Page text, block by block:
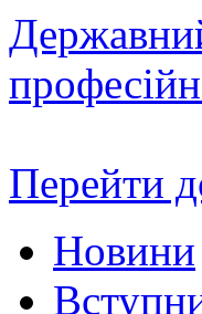
Перейти
Новини